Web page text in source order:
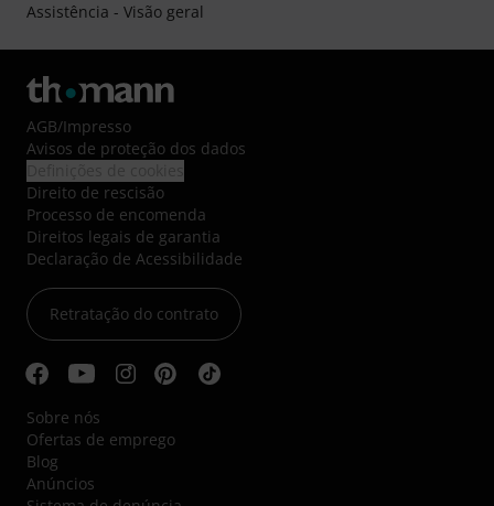
Assistência - Visão geral
AGB/Impresso
Avisos de proteção dos dados
Direito de rescisão
Processo de encomenda
Direitos legais de garantia
Declaração de Acessibilidade
Retratação do contrato
Sobre nós
Ofertas de emprego
Blog
Anúncios